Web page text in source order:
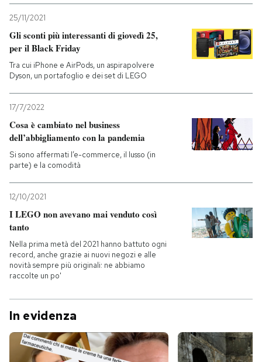
25/11/2021
Gli sconti più interessanti di giovedì 25,
per il Black Friday
Tra cui iPhone e AirPods, un aspirapolvere
Dyson, un portafoglio e dei set di LEGO
17/7/2022
Cosa è cambiato nel business
dell’abbigliamento con la pandemia
Si sono affermati l’e-commerce, il lusso (in
parte) e la comodità
12/10/2021
I LEGO non avevano mai venduto così
tanto
Nella prima metà del 2021 hanno battuto ogni
record, anche grazie ai nuovi negozi e alle
novità sempre più originali: ne abbiamo
raccolte un po'
In evidenza